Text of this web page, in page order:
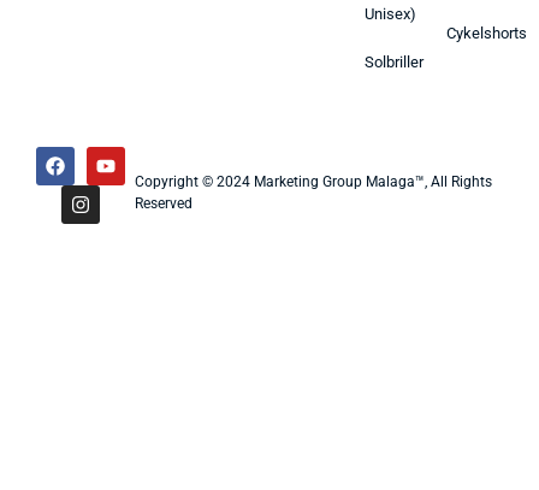
Unisex)
Solbriller
Cykelshorts
Copyright © 2024 Marketing Group Malaga™, All Rights
Reserved